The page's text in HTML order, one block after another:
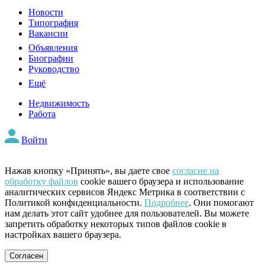
Новости
Типография
Вакансии
Объявления
Биографии
Руководство
Ещё
Недвижимость
Работа
Войти
Нажав кнопку «Принять», вы даете свое согласие на
обработку файлов cookie вашего браузера и использование
аналитических сервисов Яндекс Метрика в соответствии с
Политикой конфиденциальности. Подробнее. Они помогают
нам делать этот сайт удобнее для пользователей. Вы можете
запретить обработку некоторых типов файлов cookie в
настройках вашего браузера.
Согласен